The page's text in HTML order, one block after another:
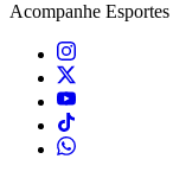
Acompanhe Esportes